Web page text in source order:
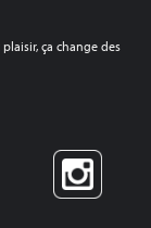
ça change des